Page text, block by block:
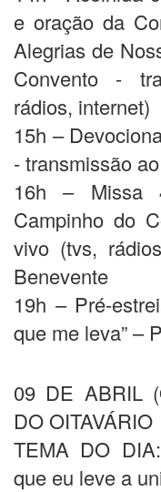
e oração da
Alegrias de
Convento -
rádios, internet)
15h –
- transmissão
16h – Missa
Campinho do
vivo (tvs,
Benevente
19h – Pré-
que me leva” –
09 DE ABRIL
DO OITAVÁRIO
TEMA DO
que eu leve a